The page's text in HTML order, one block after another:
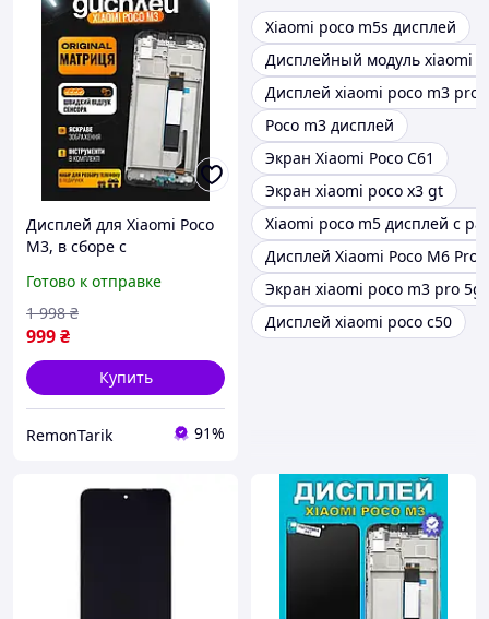
Дисплей для Xiaomi Poco
M3, в сборе с
корпусе, Original + набор
инструментов
Готово к отправке
999₴
1 998 ₴
Купить
RemonTarik 91%
Xiaomi poco m5s дисплей
Дисплейный модуль xiaomi
Дисплей xiaomi poco m3 pro
Poco m3 дисплей
Экран Xiaomi Poco C61
Экран xiaomi poco x3 gt
Xiaomi poco m5 дисплей с
Дисплей Xiaomi Poco M6 Pro
Экран xiaomi poco m3 pro 5g
Дисплей xiaomi poco c50